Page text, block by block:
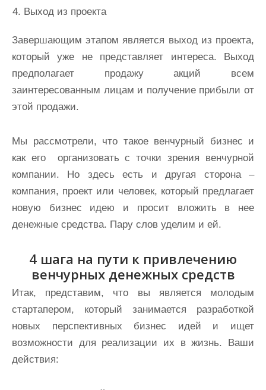
Выход из проекта
Завершающим этапом является выход из проекта,
который уже не представляет интереса. Выход
предполагает продажу акций всем
заинтересованным лицам и получение прибыли от
этой продажи.
Мы рассмотрели, что такое венчурный бизнес и
как его организовать с точки зрения венчурной
компании. Но здесь есть и другая сторона –
компания, проект или человек, который предлагает
новую бизнес идею и просит вложить в нее
денежные средства. Пару слов уделим и ей.
4 шага на пути к привлечению
венчурных денежных средств
Итак, представим, что вы является молодым
стартапером, который занимается разработкой
новых перспективных бизнес идей и ищет
возможности для реализации их в жизнь. Ваши
действия: